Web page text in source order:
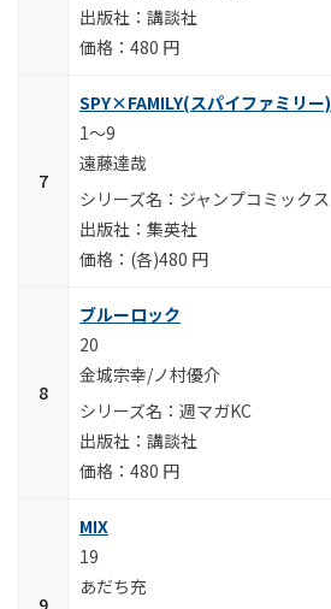
講談社
480 円
SPY×FAMILY(スパイファミリー)
1～9
遠藤達哉
ジャンプコミックス
集英社
(各)480 円
ブルーロック
20
金城宗幸/ノ村優介
週マガKC
講談社
480 円
MIX
19
あだち充